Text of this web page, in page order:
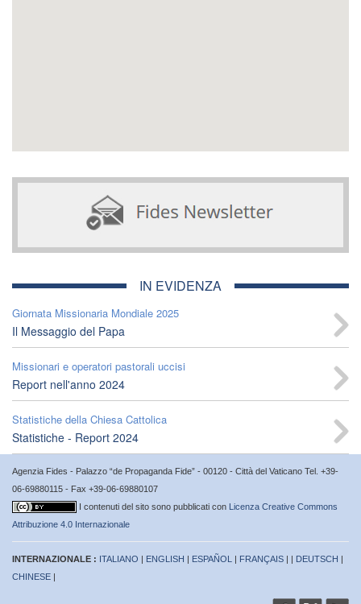
IN EVIDENZA
Giornata Missionaria Mondiale 2025
Il Messaggio del Papa
Missionari e operatori pastorali uccisi
Report nell'anno 2024
Statistiche della Chiesa Cattolica
Statistiche - Report 2024
Agenzia Fides - Palazzo “de Propaganda Fide” - 00120 - Città del Vaticano Tel. +39-
06-69880115 - Fax +39-06-69880107
I contenuti del sito sono pubblicati con Licenza Creative Commons
Attribuzione 4.0 Internazionale
INTERNAZIONALE : ITALIANO | ENGLISH | ESPAÑOL | FRANÇAIS | | DEUTSCH |
CHINESE |